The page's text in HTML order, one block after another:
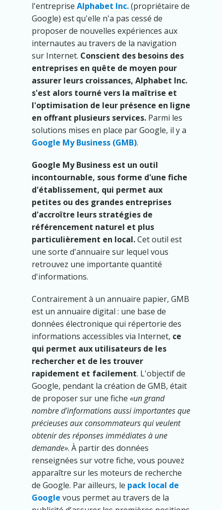
l'entreprise Alphabet Inc.(propriétaire de
Google) est qu'elle n'a pas cessé de
proposer de nouvelles expériences aux
internautes au travers de la navigation
sur Internet. Conscient des besoins des
entreprises en quête de moyen pour
assurer leurs croissances, Alphabet Inc.
s'est alors tourné vers la maîtrise et
l'optimisation de leur présence en ligne
en offrant plusieurs services. Parmi les
solutions mises en place par Google, il y a
Google My Business (GMB).
Google My Business est un outil
incontournable, sous forme d'une fiche
d'établissement, qui permet aux
petites ou des grandes entreprises
d'accroître leurs stratégies de
référencement naturel et plus
particulièrement en local.Cet outil est
une sorte d'annuaire sur lequel vous
retrouvez une importante quantité
d'informations.
Contrairement à un annuaire papier, GMB
est un annuaire digital : une base de
données électronique qui répertorie des
informations accessibles via Internet, ce
qui permet aux utilisateurs de les
rechercher et de les trouver
rapidement et facilement. L'objectif de
Google, pendant la création de GMB, était
de proposer sur une fiche un grand
nombre d'informations aussi importantes que
précieuses aux consommateurs qui veulent
obtenir des réponses immédiates à une
demande . À partir des données
renseignées sur votre fiche, vous pouvez
apparaître sur les moteurs de recherche
de Google. Par ailleurs, le pack local de
Google vous permet au travers de la